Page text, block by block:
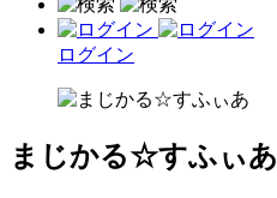
ログイン
まじかる☆すふぃあ